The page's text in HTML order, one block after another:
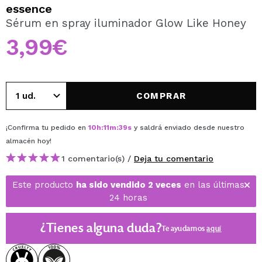
Al crear una cuenta en Maquillalia.com podrás realizar
tus compras rápidamente, revisar el estado de tus
pedidos y consultar tus operaciones anteriores.
CREAR CUENTA
essence
Sérum en spray iluminador Glow Like Honey
3,99€
COMPRAR
¡Confirma tu pedido en 10h:11m:39s y saldrá enviado desde nuestro
almacén hoy!
1 comentario(s) / Deja tu comentario
Este producto ha sido vendido 2 veces en las últimas
24 horas
¿Tienes alguna duda?Te ayudamosaquí